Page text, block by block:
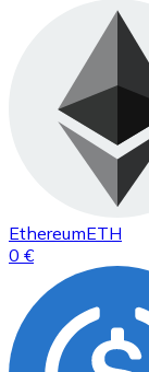
EthereumETH
0 €